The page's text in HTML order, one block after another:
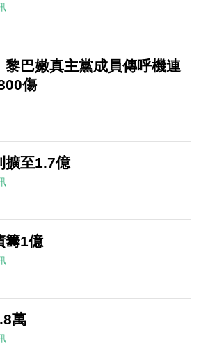
黎巴嫩真主黨成員傳呼機連
傷
擴至1.7億
籌1億
萬